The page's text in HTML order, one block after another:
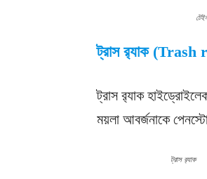
ট্রাস র‍্যাক (Trash
ট্রাস র‍্যাক
ময়লা আবর্জনাকে
ট্রাস র‍্যাক